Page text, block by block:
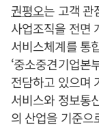
권평오는 고객 관
사업조직을 전면
서비스체계를 통
‘중소중견기업본
전담하고 있으며
서비스와 정보통
의 산업을 기준으